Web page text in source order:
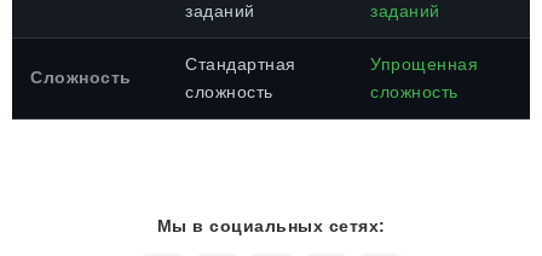
заданий
заданий
Сложность
Стандартная
сложность
Упрощенная
сложность
Мы в социальных сетях: